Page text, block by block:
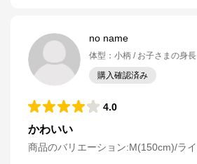
no name
体型 ： 小柄 お子さまの身長
購入確認済み
4.0
かわいい
商品のバリエーション:M(150cm)/ラ